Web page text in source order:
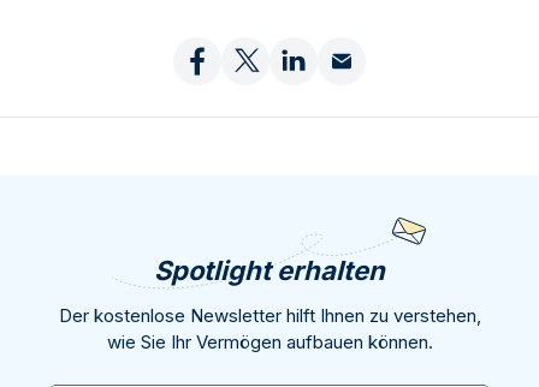
Spotlight erhalten
Der kostenlose Newsletter hilft Ihnen zu verstehen,
wie Sie Ihr Vermögen aufbauen können.